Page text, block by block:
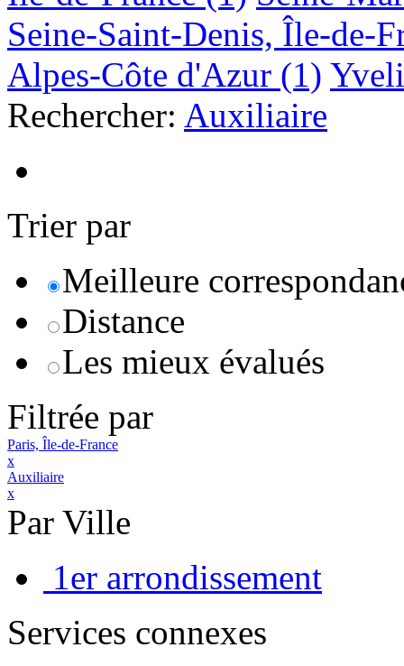
Seine-Saint-Denis, Île-de-
Alpes-Côte d'Azur (1)
Rechercher: Auxiliaire
Trier par
Meilleure
Distance
Les mieux évalués
Filtrée par
Paris, Île-de-France
x
Auxiliaire
x
Par Ville
1er arrondissement
Services connexes